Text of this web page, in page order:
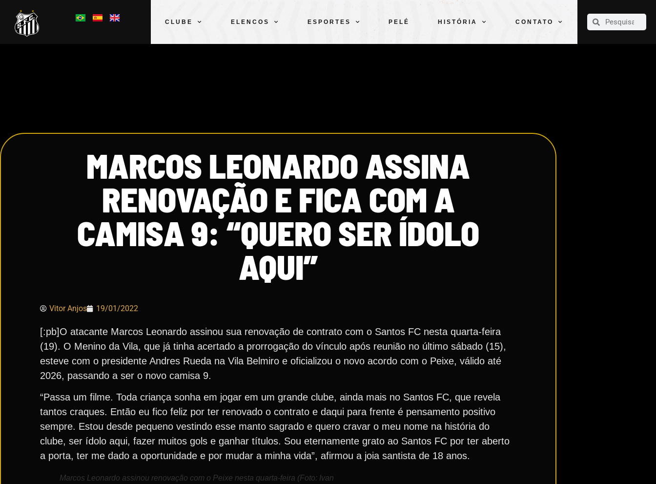
CLUBE ELENCOS ESPORTES PELÉ HISTÓRIA CONTATO
CLUBE
MARCOS LEONARDO ASSINA
RENOVAÇÃO E FICA COM A
CAMISA 9: “QUERO SER ÍDOLO
AQUI”
Vitor Anjos 19/01/2022
[:pb]O atacante Marcos Leonardo assinou sua renovação de contrato com o Santos FC nesta quarta-feira
(19). O Menino da Vila, que já tinha acertado a prorrogação do vínculo após reunião no último sábado (15),
esteve com o presidente Andres Rueda na Vila Belmiro e oficializou o novo acordo com o Peixe, válido até
2026, passando a ser o novo camisa 9.
“Passa um filme. Toda criança sonha em jogar em um grande clube, ainda mais no Santos FC, que revela
tantos craques. Então eu fico feliz por ter renovado o contrato e daqui para frente é pensamento positivo
sempre. Estou desde pequeno vestindo esse manto sagrado e quero cravar o meu nome na história do
clube, ser ídolo aqui, fazer muitos gols e ganhar títulos. Sou eternamente grato ao Santos FC por ter aberto
a porta, ter me dado a oportunidade e por mudar a minha vida”, afirmou a joia santista de 18 anos.
Marcos Leonardo assinou renovação com o Peixe nesta quarta-feira (Foto: Ivan